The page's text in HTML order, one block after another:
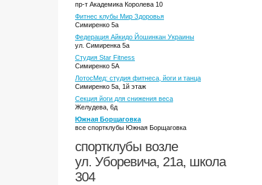
пр-т Академика Королева 10
Фитнес клубы Мир Здоровья
Симиренко 5а
Федерация Айкидо Йошинкан Украины
ул. Симиренка 5а
Студия Star Fitness
Симиренко 5А
ЛотосМед: студия фитнеса, йоги и танца
Симиренко 5а, 1й этаж
Секция йоги для снижения веса
Желудева, 6д
Южная Борщаговка
все спортклубы Южная Борщаговка
спортклубы возле
ул. Уборевича, 21а, школа
304